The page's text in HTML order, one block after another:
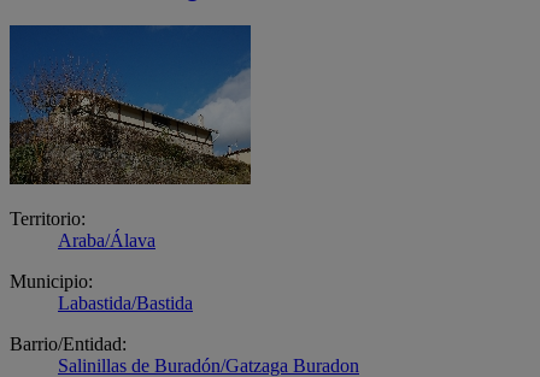
Territorio:
Araba/Álava
Municipio:
Labastida/Bastida
Barrio/Entidad:
Salinillas de Buradón/Gatzaga Buradon